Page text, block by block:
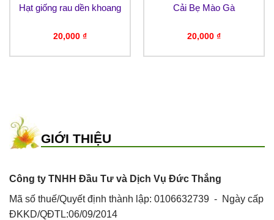
Hạt giống rau dền khoang
20,000 ₫
Cải Bẹ Mào Gà
20,000 ₫
GIỚI THIỆU
Công ty TNHH Đầu Tư và Dịch Vụ Đức Thắng
Mã số thuế/Quyết định thành lập: 0106632739 - Ngày cấp
ĐKKD/QĐTL:06/09/2014